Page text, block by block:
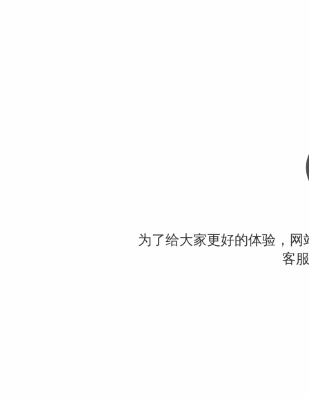
为了给大家更好的体验，
客